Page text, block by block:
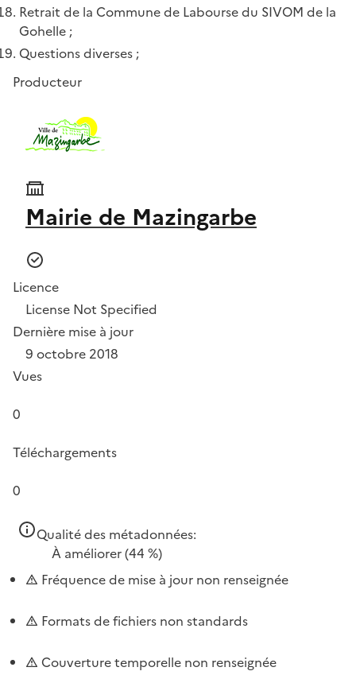
Retrait de la Commune de Labourse du SIVOM de la
Gohelle ;
Questions diverses ;
Producteur
Mairie de Mazingarbe
Licence
License Not Specified
Dernière mise à jour
9 octobre 2018
Vues
0
Téléchargements
0
Qualité des métadonnées:
À améliorer(44 %)
Fréquence de mise à jour non renseignée
Formats de fichiers non standards
Couverture temporelle non renseignée